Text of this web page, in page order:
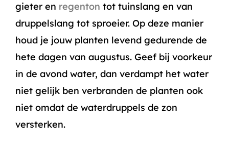
gieter en regenton tot tuinslang en van
druppelslang tot sproeier. Op deze manier
houd je jouw planten levend gedurende de
hete dagen van augustus. Geef bij voorkeur
in de avond water, dan verdampt het water
niet gelijk ben verbranden de planten ook
niet omdat de waterdruppels de zon
versterken.